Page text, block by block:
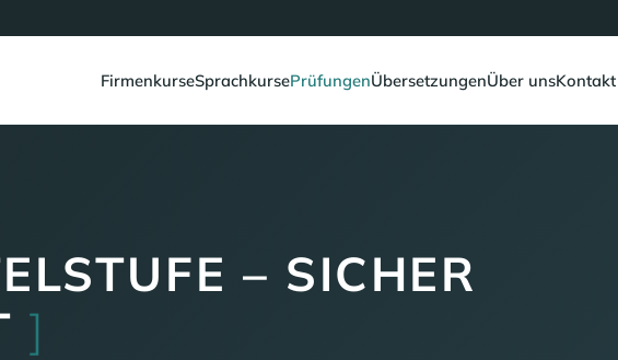
FirmenkurseSprachkursePrüfungenÜbersetzungenÜber unsKontakt
– SICHER
]